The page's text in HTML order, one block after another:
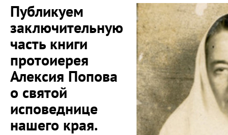
Публикуем
заключительную
часть книги
протоиерея
Алексия Попова
о святой
исповеднице
нашего края.